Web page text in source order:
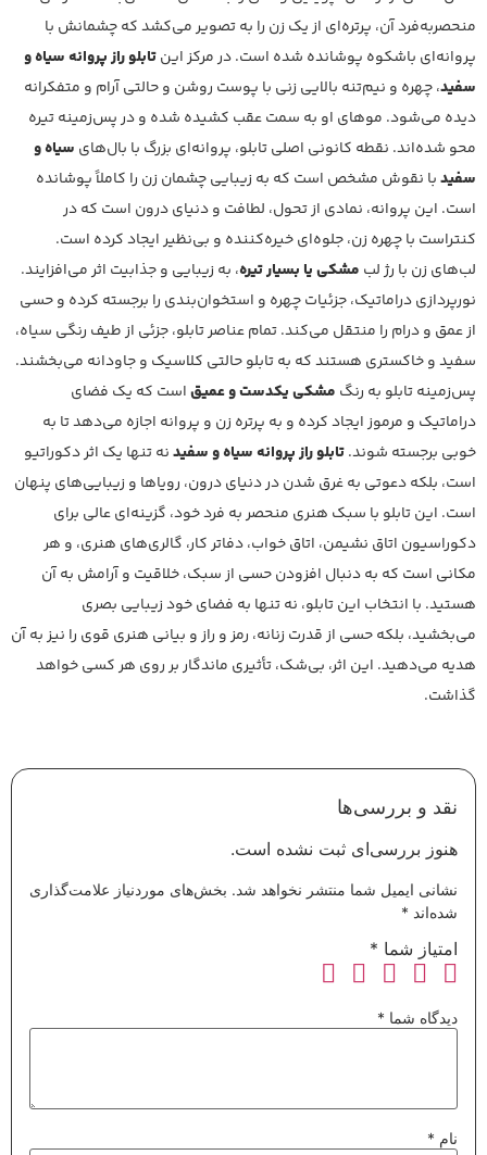
منحصربه‌فرد آن، پرتره‌ای از یک زن را به تصویر می‌کشد که چشمانش با
پروانه‌ای باشکوه پوشانده شده است. در مرکز اینتابلو راز پروانه سیاه و
سفید، چهره و نیم‌تنه بالایی زنی با پوست روشن و حالتی آرام و متفکرانه
دیده می‌شود. موهای او به سمت عقب کشیده شده و در پس‌زمینه تیره
محو شده‌اند. نقطه کانونی اصلی تابلو، پروانه‌ای بزرگ با بال‌های سیاه و
سفیدبا نقوش مشخص است که به زیبایی چشمان زن را کاملاً پوشانده
است. این پروانه، نمادی از تحول، لطافت و دنیای درون است که در
کنتراست با چهره زن، جلوه‌ای خیره‌کننده و بی‌نظیر ایجاد کرده است.
لب‌های زن با رژ لب مشکی یا بسیار تیره، به زیبایی و جذابیت اثر می‌افزایند.
نورپردازی دراماتیک، جزئیات چهره و استخوان‌بندی را برجسته کرده و حسی
از عمق و درام را منتقل می‌کند. تمام عناصر تابلو، جزئی از طیف رنگی سیاه،
سفید و خاکستری هستند که به تابلو حالتی کلاسیک و جاودانه می‌بخشند.
پس‌زمینه تابلو به رنگ مشکی یکدست و عمیقاست که یک فضای
دراماتیک و مرموز ایجاد کرده و به پرتره زن و پروانه اجازه می‌دهد تا به
خوبی برجسته شوند.تابلو راز پروانه سیاه و سفیدنه تنها یک اثر دکوراتیو
است، بلکه دعوتی به غرق شدن در دنیای درون، رویاها و زیبایی‌های پنهان
است. این تابلو با سبک هنری منحصر به فرد خود، گزینه‌ای عالی برای
دکوراسیون اتاق نشیمن، اتاق خواب، دفاتر کار، گالری‌های هنری، و هر
مکانی است که به دنبال افزودن حسی از سبک، خلاقیت و آرامش به آن
هستید. با انتخاب این تابلو، نه تنها به فضای خود زیبایی بصری
می‌بخشید، بلکه حسی از قدرت زنانه، رمز و راز و بیانی هنری قوی را نیز به آن
هدیه می‌دهید. این اثر، بی‌شک، تأثیری ماندگار بر روی هر کسی خواهد
گذاشت.
نقد و بررسی‌ها
هنوز بررسی‌ای ثبت نشده است.
نشانی ایمیل شما منتشر نخواهد شد. بخش‌های موردنیاز علامت‌گذاری
شده‌اند *
امتیاز شما *
دیدگاه شما *
نام *